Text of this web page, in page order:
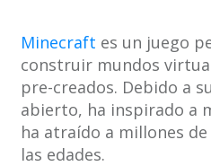
Minecraft es un juego
construir mundos
pre-creados. Debido a
abierto, ha inspirado a
ha atraído a millones
las edades.